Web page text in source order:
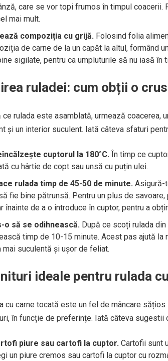
care se vor topi frumos în timpul
mai mult.
compoziția cu grijă. Folosind folia
de carne de la un capăt la altul, formând
sigilate, pentru ca umpluturile să nu iasă în
ruladei: cum obții o
ce rulada este asamblată, urmează coacerea,
și un interior suculent. Iată câteva sfaturi
cuptorul la 180°C. În timp ce
cu hârtie de copt sau unsă cu puțin ulei.
rulada timp de 45-50 de minute. Asigură-
fie bine pătrunsă. Pentru un plus de
înainte de a o introduce în cuptor, pentru a
o să se odihnească. După ce scoți rulada
timp de 10-15 minute. Acest pas ajută la
mai suculentă și ușor de feliat.
ideale pentru rulada
cu carne tocată este un fel de mâncare
în funcție de preferințe. Iată câteva
piure sau cartofi la cuptor. Cartofii sunt
un piure cremos sau cartofi la cuptor cu